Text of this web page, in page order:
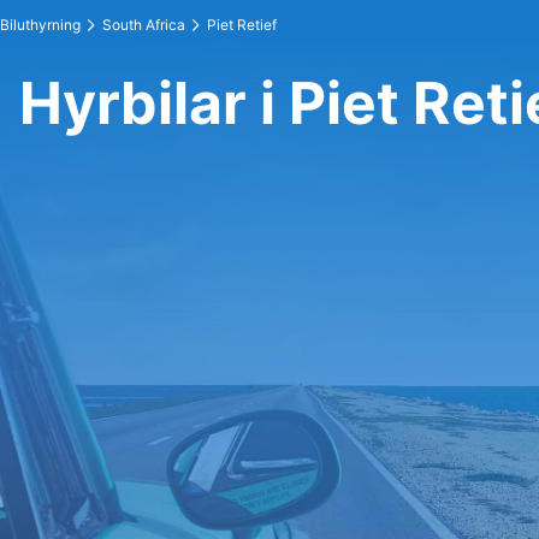
Biluthyrning South Africa Piet Retief
Hyrbilar i Piet